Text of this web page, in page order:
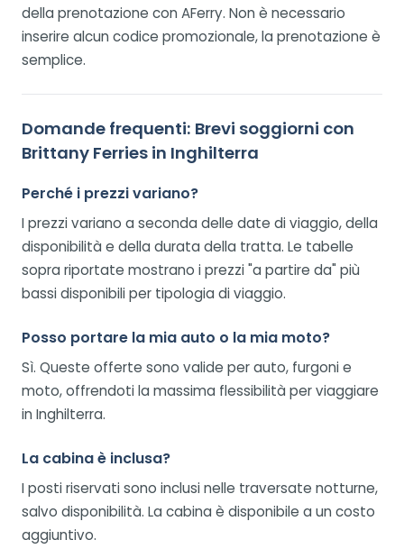
della prenotazione con AFerry. Non è necessario
inserire alcun codice promozionale, la prenotazione è
semplice.
Domande frequenti: Brevi soggiorni con
Brittany Ferries in Inghilterra
Perché i prezzi variano?
I prezzi variano a seconda delle date di viaggio, della
disponibilità e della durata della tratta. Le tabelle
sopra riportate mostrano i prezzi "a partire da" più
bassi disponibili per tipologia di viaggio.
Posso portare la mia auto o la mia moto?
Sì. Queste offerte sono valide per auto, furgoni e
moto, offrendoti la massima flessibilità per viaggiare
in Inghilterra.
La cabina è inclusa?
I posti riservati sono inclusi nelle traversate notturne,
salvo disponibilità. La cabina è disponibile a un costo
aggiuntivo.